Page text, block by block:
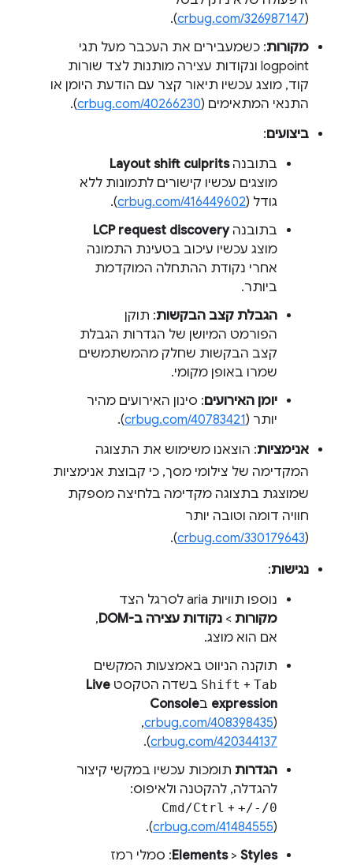
(
crbug.com/326987147
).
מקורות: כשמעבירים את העכבר מעל תגי
logpoint ונקודות עצירה מותנות לצד שורות
קוד, מוצג עכשיו תיאור קצר עם הודעת היומן או
התנאי המתאימים (crbug.com/40266230
).
ביצועים:
בתובנהLayout shift culprits
מוצגים עכשיו קישורים לתמונות ללא
גודל (crbug.com/416449602
).
בתובנהLCP request discovery
מוצג עכשיו עיכוב בטעינת התמונה
אחרי נקודת ההתחלה המוקדמת
ביותר.
הגבלת קצב הבקשות: תוקן
הפורמט המיושן של הגדרות הגבלת
קצב הבקשות שחלק מהמשתמשים
שמרו באופן מקומי.
יומן האירועים: סינון האירועים מהיר
יותר (crbug.com/40783421
).
אנימציות: הוצאנו משימוש את התצוגה
המקדימה של צילומי מסך, כי קבוצת אנימציות
שמוצגת בתצוגה מקדימה בלחיצה מספקת
חוויה דומה וטובה יותר
(
crbug.com/330179643
).
נגישות:
נוספו תוויות aria לסרגל הצד
מקורות > נקודות עצירה ב-DOM
,
אם הוא מוצג.
תוקנה הניווט באמצעות המקשים
Shift + Tab בשדה הטקסט Live
expression בConsole
(
crbug.com/408398435
, ‏
crbug.com/420344137
).
הגדרות תומכות עכשיו במקשי קיצור
להגדלה, להקטנה ולאיפוס:
Cmd/Ctrl + +/-/0
(crbug.com/41484555).
Elements> Styles
: סמלי רמז